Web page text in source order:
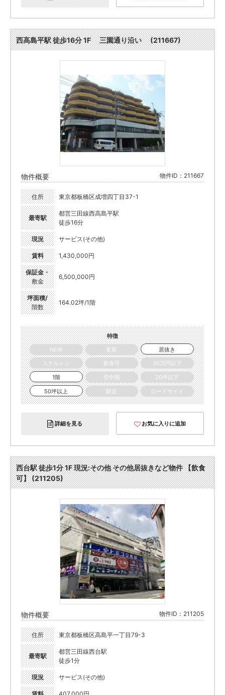
西高島平駅 徒歩16分 1F 三園通り沿い (211667)
物件概要 物件ID：211667
住所 東京都板橋区成増四丁目37-1
最寄駅
都営三田線西高島平駅
徒歩16分
現況 サービス(その他)
賃料 1,430,000円
保証金・
敷金
6,500,000円
坪面積/
階数
164.02坪/1階
特徴
NEW
更新
居抜き
スケルトン
飲食可
30万円以下
1階
空中階
20坪以下
50坪以上
駅近 ロードサイド
詳細を見る お気に入りに追加
西台駅 徒歩1分 1F 現況:その他 その他居抜きなど物件 【飲食
可】 (211205)
物件概要 物件ID：211205
住所 東京都板橋区高島平一丁目79-3
最寄駅
都営三田線西台駅
徒歩1分
現況 サービス(その他)